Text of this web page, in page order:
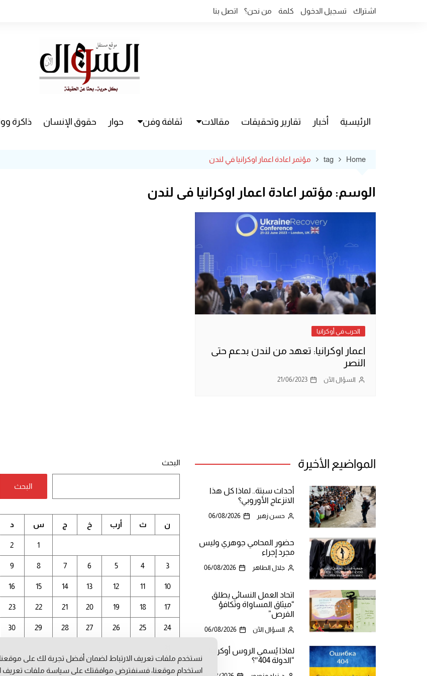
اشتراك تسجيل الدخول كلمة من نحن؟ اتصل بنا
الرئيسية أخبار تقارير وتحقيقات مقالات ثقافة وفن حوار حقوق الإنسان ذاكرة
Home
tag مؤتمر اعادة اعمار اوكرانيا في لندن
الوسم: مؤتمر اعادة اعمار اوكرانيا في لندن
الحرب في أوكرانيا
اعمار اوكرانيا: تعهد من لندن بدعم حتى
النصر
السؤال الآن 21/06/2023
المواضيع الأخيرة
أحداث سبتة.. لماذا كل هذا
الانزعاج الأوروبي؟
حسن زهير 06/08/2026
حضور المحامي جوهري وليس
مجرد إجراء
جلال الطاهر 06/08/2026
اتحاد العمل النسائي يطلق
“ميثاق المساواة وتكافؤ
الفرص”
السؤال الآن 06/08/2026
لماذا يُسمي الروس أوكرانيا
“الدولة 404″؟
البحث
البحث
أغسطس 2026
ن ث أرب خ ج س د
1
2
3
4
5
6
7
8
9
10
11
12
13
14
15
16
17
18
19
20
21
22
23
24
25
26
27
28
29
30
نستخدم ملفات تعريف الارتباط لضمان أفضل تجربة لك على
استخدام موقعنا، فسنفترض موافقتك على سياسة ملفات تعريف